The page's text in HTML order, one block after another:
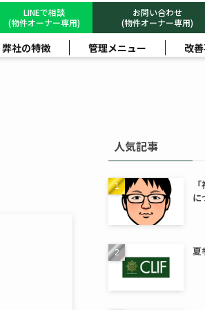
LINEで相談
(物件オーナー専用)
お問い合わせ
(物件オーナー専用)
弊社の特徴 管理メニュー 改
人気記事
に
夏